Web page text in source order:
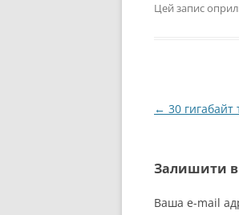
Цей запис
Навігація
← 30
Залишити
Ваша e-mail